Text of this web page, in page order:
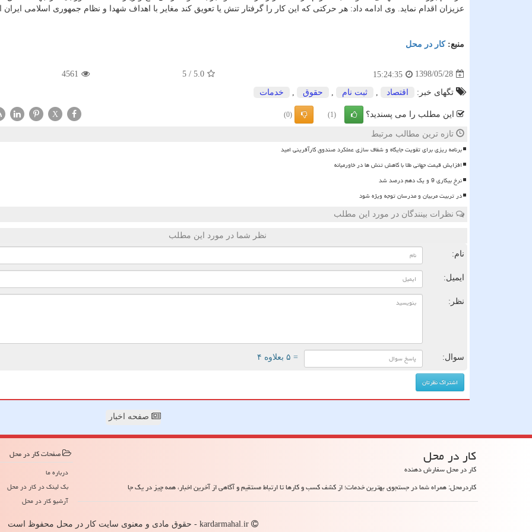
عزیزان اقدام نماید. وی ادامه داد: هر حركتی كه این كار را گرفتار تنش یا تعویق كند مغایر با اهداف شهدا و نظام جمهوری اسلامی
منبع:كار در محل
1398/05/28
15:24:35
5.0
/
5
4561
تگهای خبر: اقتصاد ثبت نام حقوق خدمات
این مطلب را می پسندید؟ (1)
(0)
X
تازه ترین مطالب مرتبط
برنامه ریزی برای تقویت جایگاه و شفاف سازی عملکرد صندوق کارآفرینی امید
افزایش قیمت جهانی طلا با کاهش تنش ها در خاورمیانه
نرخ بیکاری 9 و یک دهم درصد شد
در تربیت مربیان و مدرسان توجه ویژه شود
نظرات بینندگان در مورد این مطلب
نظر شما در مورد این مطلب
نام:
ایمیل:
نظر:
سوال: = ۵ بعلاوه ۴
صفحه اخبار
كار در محل
کار در محل سفارش دهنده
کاردرمحل: همراه شما در جستجوی بهترین خدمات؛ از کشف کسب و کارها تا ارتباط مستقیم و آگاهی از آخرین اخبار، همه چیز در یک جا
صفحات كار در محل
درباره ما
بک لینک در كار در محل
آرشیو كار در محل